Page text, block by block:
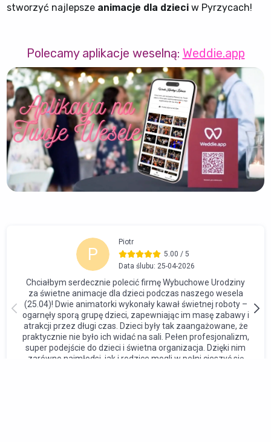
stworzyć najlepsze animacje dla dzieci w Pyrzycach!
Polecamy aplikacje weselną: Weddie.app